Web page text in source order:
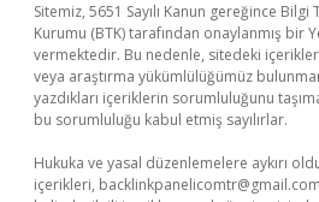
Sitemiz, 5651 Sayılı Kanun gereğince
Kurumu (BTK) tarafından onaylanmış bir
vermektedir. Bu nedenle, sitedeki
veya araştırma yükümlülüğümüz
yazdıkları içeriklerin sorumluluğunu
bu sorumluluğu kabul etmiş sayılırlar.
Hukuka ve yasal düzenlemelere aykırı
içerikleri, backlinkpanelicomtr@gmail.com